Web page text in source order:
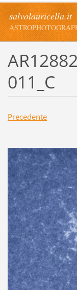
salvolauricella.it
011_C
Precedente